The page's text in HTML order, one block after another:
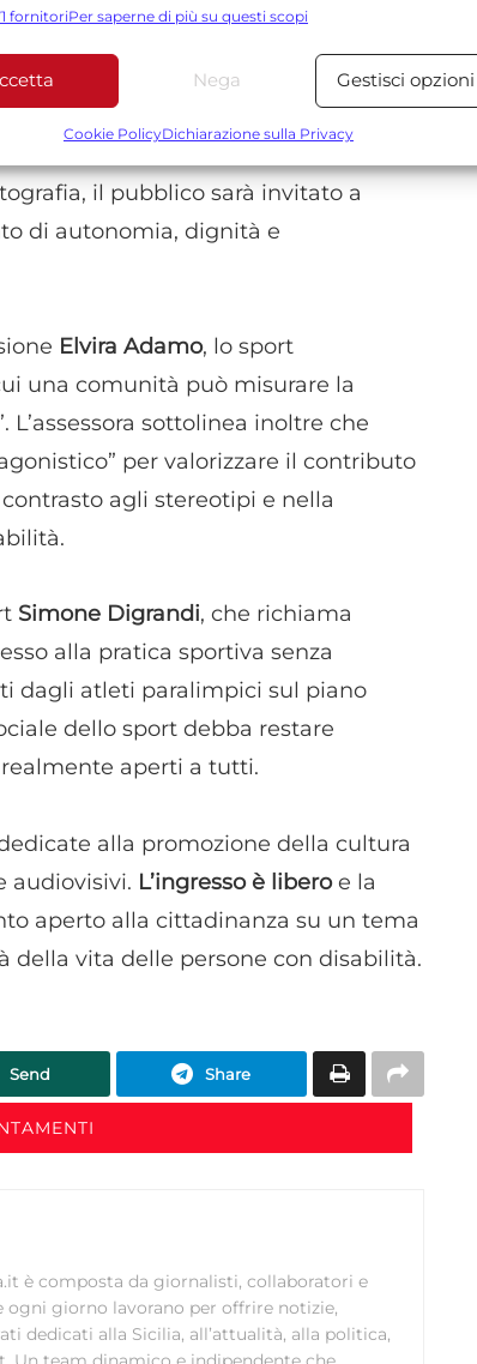
limitati per la selezione dei contenuti.
Sempre
e combinare dati provenienti da altre fonti di dati,
trasmesse automaticamente.
dati di geolocalizzazione precisi, Riconoscere i
in base a informazioni richieste attivamente.
la sicurezza, prevenire e rilevare frodi,
errori, Erogare e presentare
e contenuto, Salvare e comunicare le
privacy.
fornitoriPer saperne di più su questi scopi
Nega Gestisci opzioni
Cookie PolicyDichiarazione sulla Privacy
esperienze maturate in Turchia e
allo sport per le persone con
di natura
il pubblico sarà invitato a
di autonomia, dignità e
Elvira Adamo, lo sport
una comunità può misurare la
sottolinea inoltre che
per valorizzare il contributo
agli stereotipi e nella
Simone Digrandi, che richiama
alla pratica sportiva senza
dagli atleti paralimpici sul piano
dello sport debba restare
aperti a tutti.
alla promozione della cultura
audiovisivi. L’ingresso è liberoe la
aperto alla cittadinanza su un tema
vita delle persone con disabilità.
Send Share
è composta da giornalisti, collaboratori e
ogni giorno lavorano per offrire notizie,
dedicati alla Sicilia, all’attualità, alla politica,